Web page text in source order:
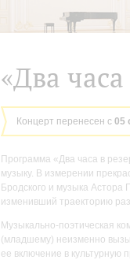
«Два
Концерт перенесен с 05
Программа «Два часа в
музыку. В измерении
Бродского и музыка
изменивший траекторию
Музыкально-поэтическая
(младшему) неизменно
ее включение в культурную